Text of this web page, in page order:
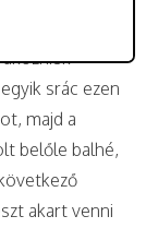
srác ezen
majd a
belőle balhé,
akart venni